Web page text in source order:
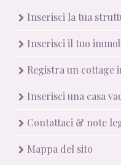
Inserisci la tua
Inserisci il tuo
Registra un cottage
Inserisci una casa
Contattaci & note
Mappa del sito